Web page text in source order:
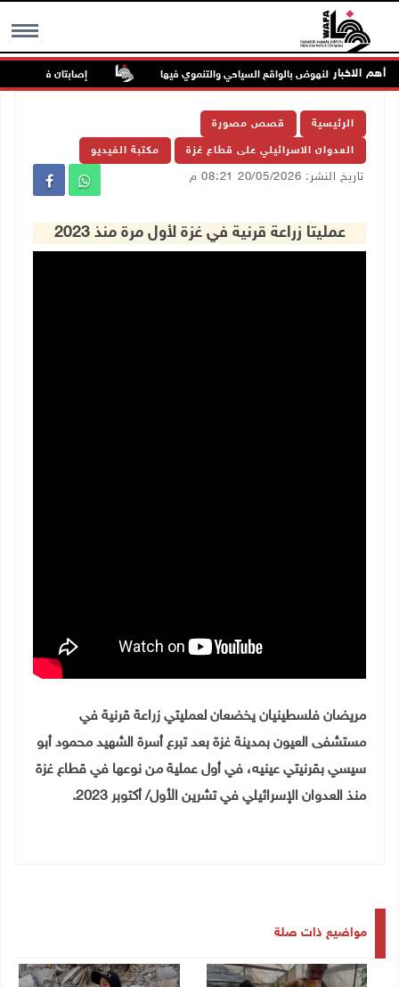
MENU أهم الاخبار
ويؤكد النهوض بالواقع السياحي والتنموي فيها إصابتان في هجوم
الرئيسية قصص مصورة
العدوان الاسرائيلي على قطاع غزة مكتبة الفيديو
تاريخ النشر: 20/05/2026 08:21 م
عمليتا زراعة قرنية في غزة لأول مرة منذ 2023
مريضان فلسطينيان يخضعان لعمليتي زراعة قرنية في
مستشفى العيون بمدينة غزة بعد تبرع أسرة الشهيد محمود أبو
سيسي بقرنيتي عينيه، في أول عملية من نوعها في قطاع غزة
منذ العدوان الإسرائيلي في تشرين الأول/ أكتوبر 2023.
مواضيع ذات صلة